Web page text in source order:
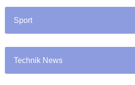
Sport
Technik News